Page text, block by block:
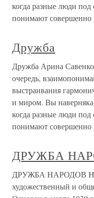
когда разные люди
понимают совершенно
Дружба
Дружба Арина
очередь,
выстраивания
и миром. Вы наверняка
когда разные люди
понимают совершенно
ДРУЖБА
ДРУЖБА НАРОДОВ
художественный и